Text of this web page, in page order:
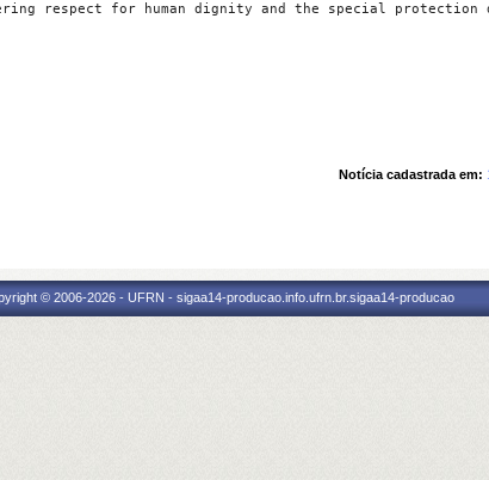
respect for human dignity and the special
Notícia cadastrada em:
© 2006-2026 - UFRN - sigaa14-producao.info.ufrn.br.sigaa14-producao